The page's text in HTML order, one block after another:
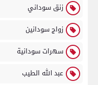
زنق سوداني
زواج سودانين
سهرات سودانية
عبد الله الطيب